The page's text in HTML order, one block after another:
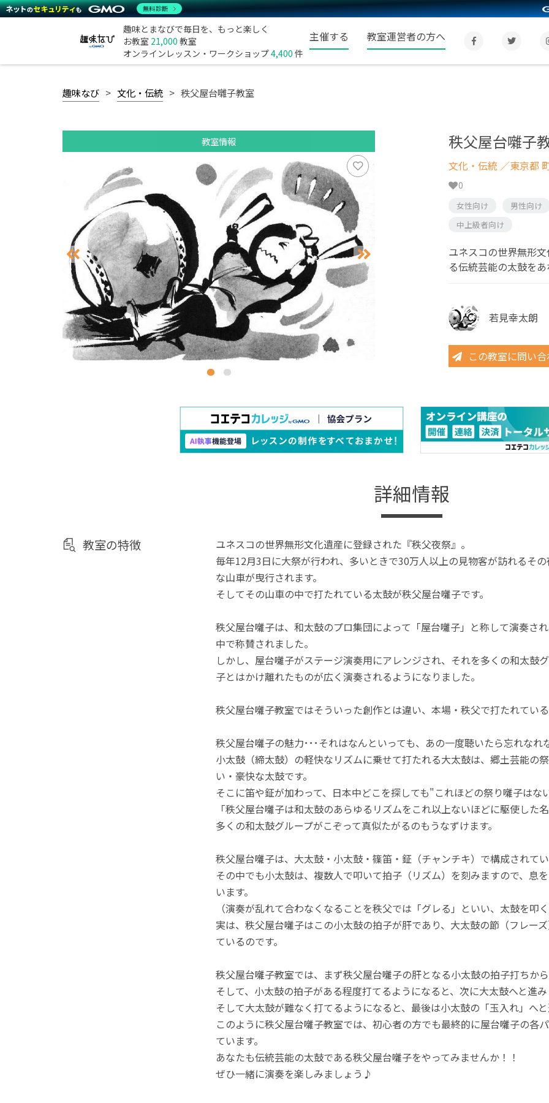
趣味とまなびで毎日を、もっと楽しく
お教室 21,000 教室
オンラインレッスン・ワークショップ4,400 件
主催する 教室運営者の方へ
趣味なび 文化・伝統 秩父屋台囃子教室
教室情報 秩父屋台囃子
文化・伝統 ／東京都
0
女性向け
男性向け
中上級者向け
ユネスコの世界無形
る伝統芸能の太鼓を
若見幸太朗
この教室に問い
詳細情報
教室の特徴
ユネスコの世界無形文化遺産に登録された『秩父夜祭』。
毎年12月3日に大祭が行われ、多いときで30万人以上の見物客が訪れるそ
な山車が曳行されます。
そしてその山車の中で打たれている太鼓が秩父屋台囃子です。
秩父屋台囃子は、和太鼓のプロ集団によって「屋台囃子」と称して演奏さ
中で称賛されました。
しかし、屋台囃子がステージ演奏用にアレンジされ、それを多くの和太鼓
子とはかけ離れたものが広く演奏されるようになりました。
秩父屋台囃子教室ではそういった創作とは違い、本場・秩父で打たれてい
秩父屋台囃子の魅力･･･それはなんといっても、あの一度聴いたら忘れなれ
小太鼓（締太鼓）の軽快なリズムに乗せて打たれる大太鼓は、郷土芸能の
い・豪快な太鼓です。
そこに笛や鉦が加わって、日本中どこを探しても"これほどの祭り囃子はな
「秩父屋台囃子は和太鼓のあらゆるリズムをこれ以上ないほどに駆使し
多くの和太鼓グループがこぞって真似たがるのもうなずけます。
秩父屋台囃子は、大太鼓・小太鼓・篠笛・鉦（チャンチキ）で構成されて
その中でも小太鼓は、複数人で叩いて拍子（リズム）を刻みますので、息
います。
（演奏が乱れて合わなくなることを秩父では「グレる」といい、太鼓を
実は、秩父屋台囃子はこの小太鼓の拍子が肝であり、大太鼓の節（フレー
ているのです。
秩父屋台囃子教室では、まず秩父屋台囃子の肝となる小太鼓の拍子打ちか
そして、小太鼓の拍子がある程度打てるようになると、次に大太鼓へと進
そして大太鼓が難なく打てるようになると、最後は小太鼓の「玉入れ」へ
このように秩父屋台囃子教室では、初心者の方でも最終的に屋台囃子の各
ています。
あなたも伝統芸能の太鼓である秩父屋台囃子をやってみませんか！！
ぜひ一緒に演奏を楽しみましょう♪
無料診断